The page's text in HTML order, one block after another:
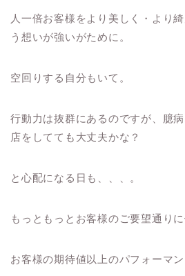
人一倍お客様をより美しく・より
う想いが強いがために。
空回りする自分もいて。
行動力は抜群にあるのですが、臆
店をしてても大丈夫かな？
と心配になる日も、、、。
もっともっとお客様のご要望通りに
お客様の期待値以上のパフォーマン